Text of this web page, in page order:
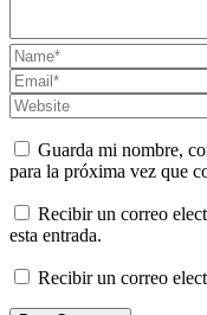
Guarda mi nombre,
para la próxima vez que
Recibir un correo
esta entrada.
Recibir un correo